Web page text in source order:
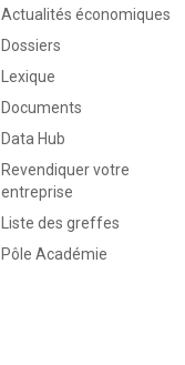
Actualités économiques
Dossiers
Lexique
Documents
Data Hub
Revendiquer votre
entreprise
Liste des greffes
Pôle Académie